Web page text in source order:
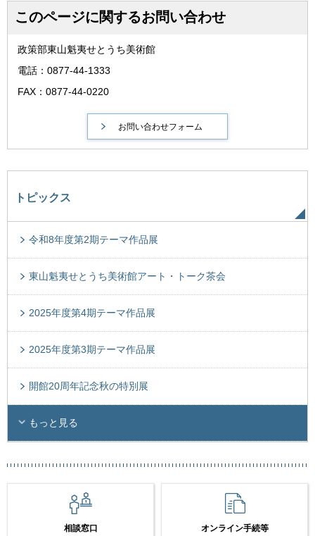
このページに関するお問い合わせ
政策部東山魁夷せとうち美術館
電話：0877-44-1333
FAX：0877-44-0220
トピックス
令和8年度第2期テーマ作品展
東山魁夷せとうち美術館アート・トーク茶会
2025年度第4期テーマ作品展
2025年度第3期テーマ作品展
開館20周年記念秋の特別展
もっと見る
相談窓口 オンライン手続等